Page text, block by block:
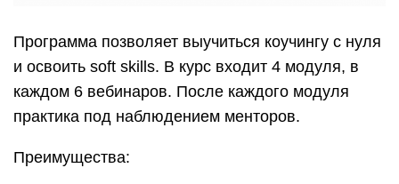
Программа позволяет выучиться коучингу с нуля
и освоить soft skills. В курс входит 4 модуля, в
каждом 6 вебинаров. После каждого модуля
практика под наблюдением менторов.
Преимущества: